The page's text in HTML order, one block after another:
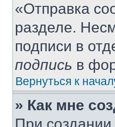
«Отправка
разделе.
подписи в
подпись в
Вернуться к
» Как мне